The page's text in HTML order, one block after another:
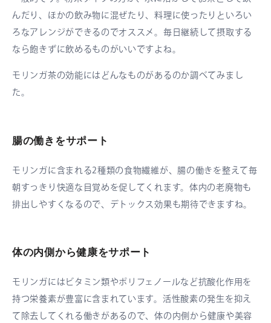
んだり、ほかの飲み物に混ぜたり、料理に使ったりといろい
ろなアレンジができるのでオススメ。毎日継続して摂取する
なら飽きずに飲めるものがいいですよね。
モリンガ茶の効能にはどんなものがあるのか調べてみまし
た。
腸の働きをサポート
モリンガに含まれる2種類の食物繊維が、腸の働きを整えて毎
朝すっきり快適な目覚めを促してくれます。体内の老廃物も
排出しやすくなるので、デトックス効果も期待できますね。
体の内側から健康をサポート
モリンガにはビタミン類やポリフェノールなど抗酸化作用を
持つ栄養素が豊富に含まれています。活性酸素の発生を抑え
て除去してくれる働きがあるので、体の内側から健康や美容